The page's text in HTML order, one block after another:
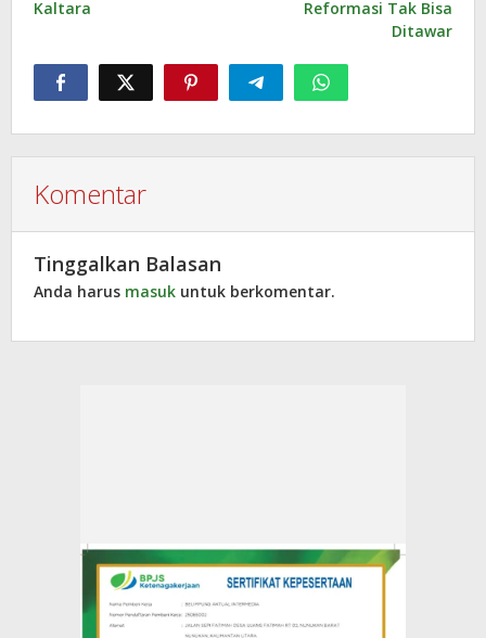
Kaltara
Reformasi Tak Bisa
Ditawar
Komentar
Tinggalkan Balasan
Anda harus masuk untuk berkomentar.